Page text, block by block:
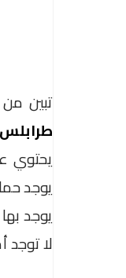
تبين
يحتوي
يوجد
يوجد
لا